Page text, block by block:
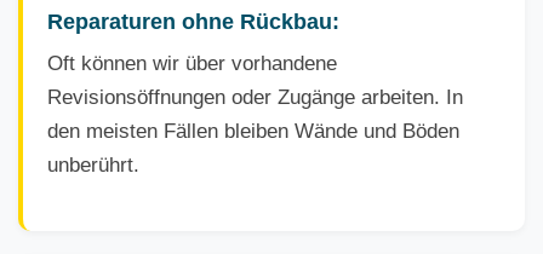
Reparaturen ohne Rückbau:
Oft können wir über vorhandene
Revisionsöffnungen oder Zugänge arbeiten. In
den meisten Fällen bleiben Wände und Böden
unberührt.